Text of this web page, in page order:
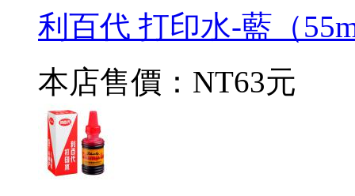
利百代 打印水-藍（
本店售價： NT63元